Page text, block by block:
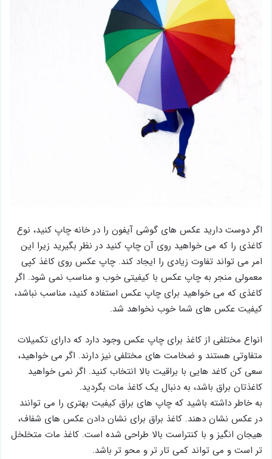
اگر دوست دارید عکس های گوشی آیفون را در خانه چاپ کنید، نوع
کاغذی را که می خواهید روی آن چاپ کنید در نظر بگیرید زیرا این
امر می تواند تفاوت زیادی را ایجاد کند. چاپ عکس روی کاغذ کپی
معمولی منجر به چاپ عکس با کیفیتی خوب و مناسب نمی شود. اگر
کاغذی که می خواهید برای چاپ عکس استفاده کنید، مناسب نباشد،
کیفیت عکس های شما خوب نخواهد شد.
انواع مختلفی از کاغذ برای چاپ عکس وجود دارد که دارای تکمیلات
متفاوتی هستند و ضخامت های مختلفی نیز دارند. اگر می خواهید،
سعی کن کاغد هایی با براقیت بالا انتخاب کنید. اگر نمی خواهید
کاغذتان براق باشد، به دنبال یک کاغذ مات بگردید.
به خاطر داشته باشید که چاپ های براق کیفیت بهتری را می توانند
در عکس نشان دهند. کاغذ براق برای نشان دادن عکس های شفاف،
هیجان انگیز و با کنتراست بالا طراحی شده است. کاغذ مات متخلخل
تر است و می تواند کمی تار تر و محو تر باشد.